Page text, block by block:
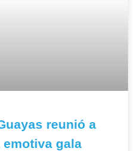
reunió a
emotiva gala